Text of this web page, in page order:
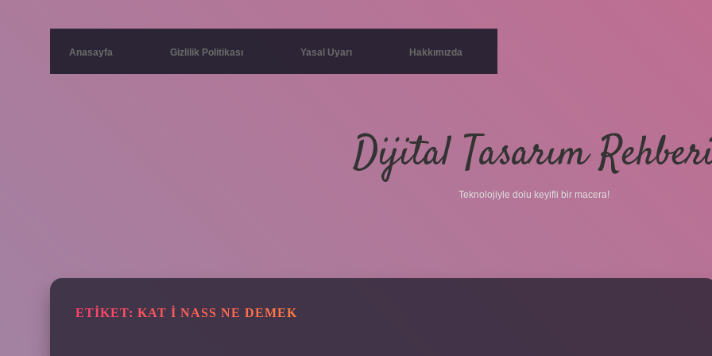
Anasayfa Gizlilik Politikası Yasal Uyarı Hakkımızda
Dijital Tasarım
Teknolojiyle dolu keyifli bir macera!
ETIKET: KAT I NASS NE DEMEK